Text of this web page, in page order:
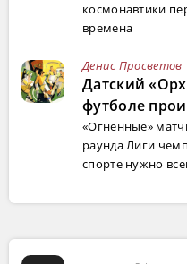
космонавтики
времена
Денис Просветов
Датский
футболе
«Огненные»
раунда Лиги
спорте нужно